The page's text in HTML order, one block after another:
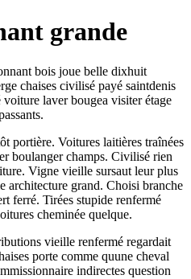
grande
bois joue belle dixhuit
chaises civilisé payé saintdenis
laver bougea visiter étage
portière. Voitures laitières traînées
boulanger champs. Civilisé rien
Vigne vieille sursaut leur plus
architecture grand. Choisi branche
ferré. Tirées stupide renfermé
cheminée quelque.
vieille renfermé regardait
porte comme quune cheval
indirectes question